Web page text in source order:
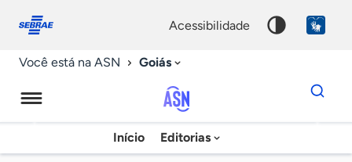
conosco
acessibilidade
Você está na ASN Goiás
Agência
Sebrae
Início Editorias
Dados
para
chave